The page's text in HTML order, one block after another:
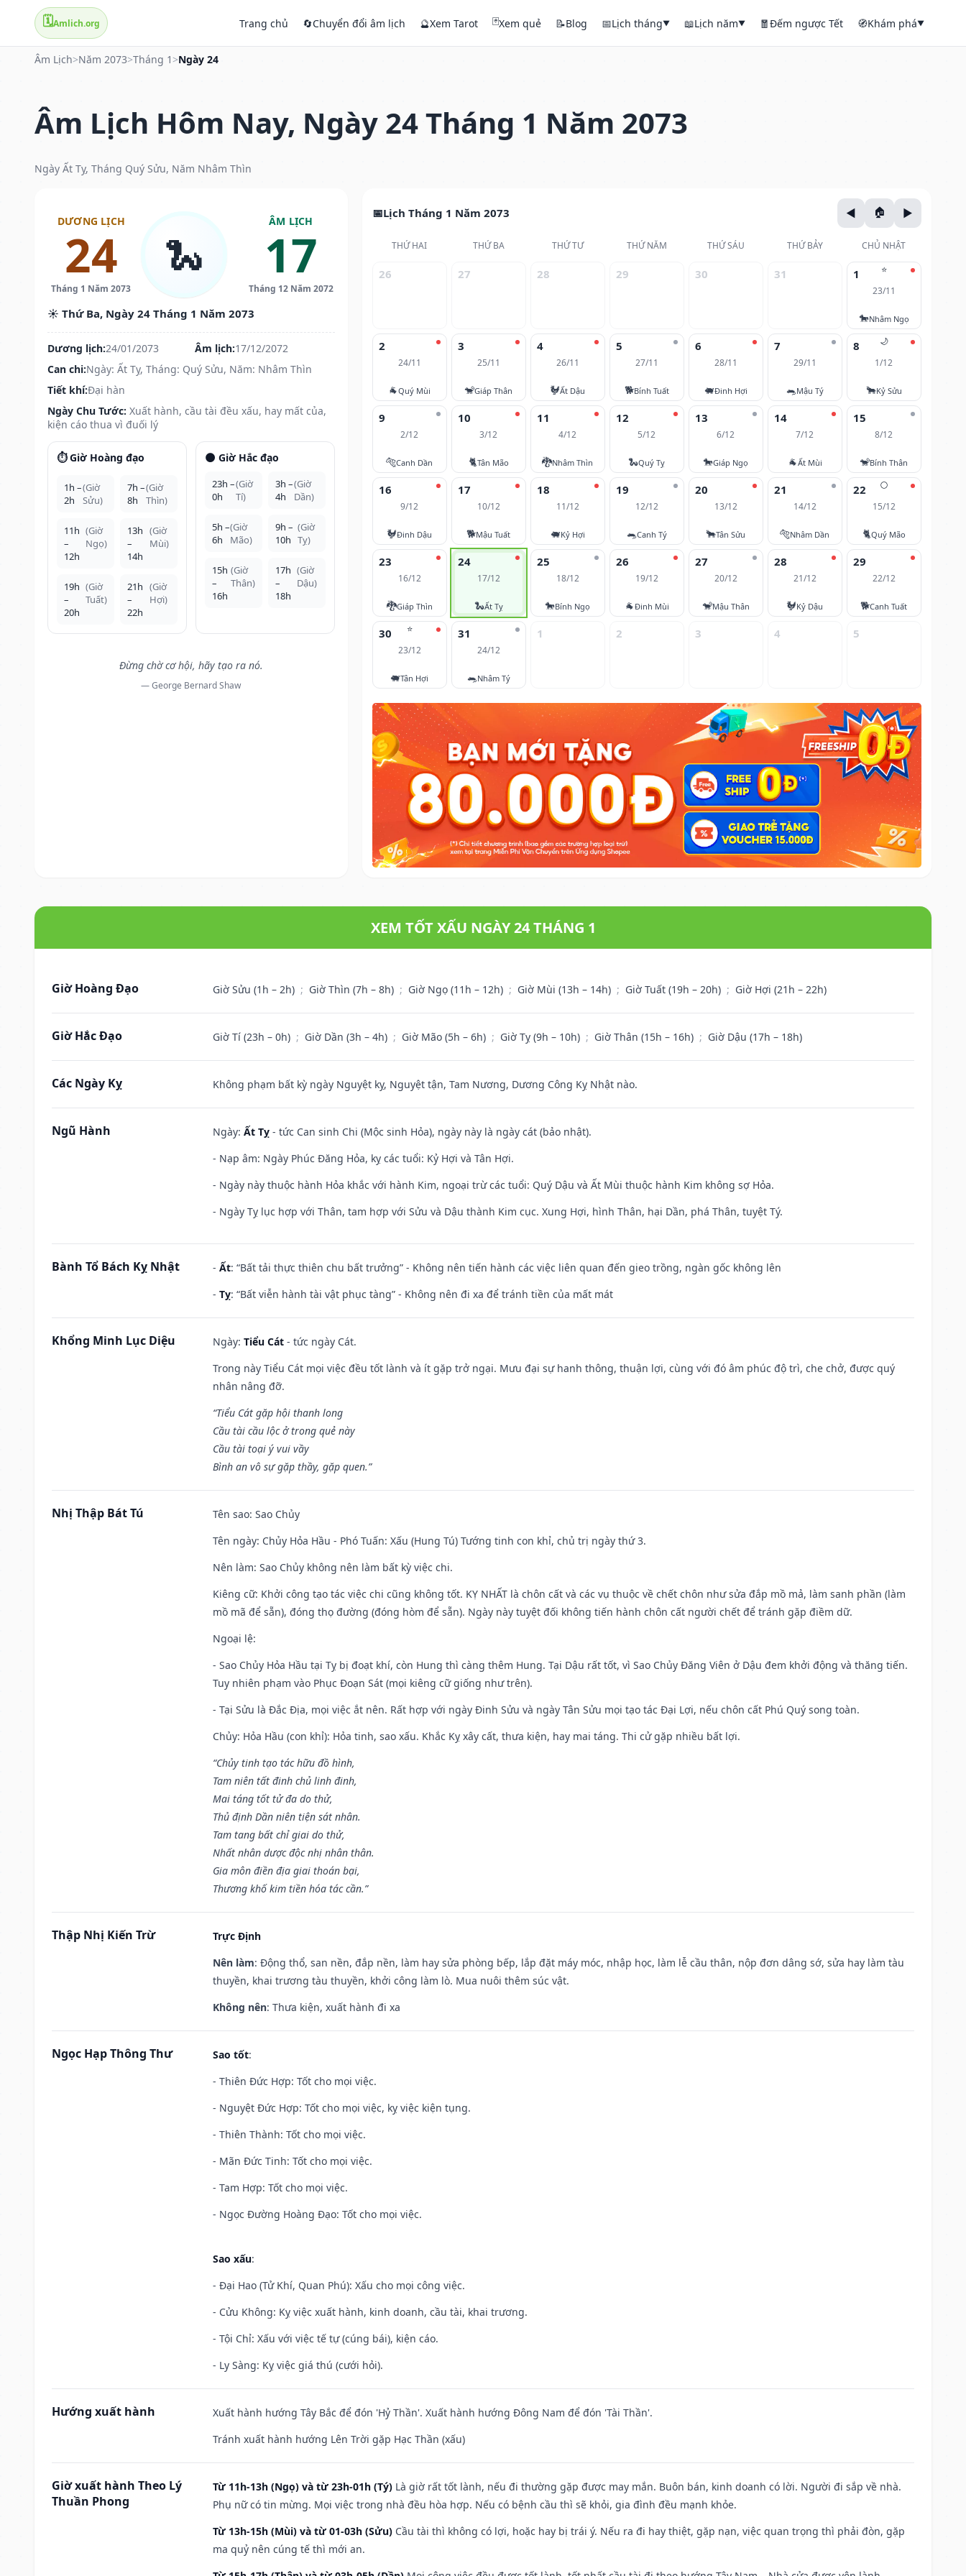
🗓️Amlich.org Trang chủ 🔄Chuyển đổi âm lịch 🔮Xem Tarot 🃏Xem quẻ 📝Blog 📅Lịch tháng▼ 📖Lịch năm▼ 🧧Đếm ngược Tết 🧭Khám phá▼
Âm Lịch>Năm 2073>Tháng 1 >Ngày 24
Âm Lịch Hôm Nay, Ngày 24 Tháng 1 Năm 2073
Ngày Ất Tỵ, Tháng Quý Sửu, Năm Nhâm Thìn
DƯƠNG LỊCH
24
Tháng 1 Năm 2073
🐍
ÂM LỊCH
17
Tháng 12 Năm 2072
☀️ Thứ Ba, Ngày 24 Tháng 1 Năm 2073
Dương lịch:24/01/2073 Âm lịch:17/12/2072
Can chi:Ngày: Ất Tỵ, Tháng: Quý Sửu, Năm: Nhâm Thìn
Tiết khí:Đại hàn
Ngày Chu Tước: Xuất hành, cầu tài đều xấu, hay mất của,
kiện cáo thua vì đuối lý
⏱️ Giờ Hoàng đạo
1h –
2h
(Giờ
Sửu)
7h –
8h
(Giờ
Thìn)
11h
–
12h
(Giờ
Ngọ)
13h
–
14h
(Giờ
Mùi)
19h
–
20h
(Giờ
Tuất)
21h
–
22h
(Giờ
Hợi)
🌑 Giờ Hắc đạo
23h –
0h
(Giờ
Tí)
3h –
4h
(Giờ
Dần)
5h –
6h
(Giờ
Mão)
9h –
10h
(Giờ
Tỵ)
15h
–
16h
(Giờ
Thân)
17h
–
18h
(Giờ
Dậu)
Đừng chờ cơ hội, hãy tạo ra nó.
— George Bernard Shaw
Lịch Tháng 1 Năm 2073
THỨ HAI THỨ BA THỨ TƯ THỨ NĂM THỨ SÁU THỨ BẢY CHỦ NHẬT
26 27 28 29 30 31 ⭐
1
23/11
🐎Nhâm Ngọ
2
24/11
🐐Quý Mùi
3
25/11
🐒Giáp Thân
4
26/11
🐓Ất Dậu
5
27/11
🐕Bính Tuất
6
28/11
🐖Đinh Hợi
7
29/11
🐀Mậu Tý
🌙
8
1/12
🐂Kỷ Sửu
9
2/12
🐅Canh Dần
10
3/12
🐈Tân Mão
11
4/12
🐉Nhâm Thìn
12
5/12
🐍Quý Tỵ
13
6/12
🐎Giáp Ngọ
14
7/12
🐐Ất Mùi
15
8/12
🐒Bính Thân
16
9/12
🐓Đinh Dậu
17
10/12
🐕Mậu Tuất
18
11/12
🐖Kỷ Hợi
19
12/12
🐀Canh Tý
20
13/12
🐂Tân Sửu
21
14/12
🐅Nhâm Dần
🌕
22
15/12
🐈Quý Mão
23
16/12
🐉Giáp Thìn
24
17/12
🐍Ất Tỵ
25
18/12
🐎Bính Ngọ
26
19/12
🐐Đinh Mùi
27
20/12
🐒Mậu Thân
28
21/12
🐓Kỷ Dậu
29
22/12
🐕Canh Tuất
⭐
30
23/12
🐖Tân Hợi
31
24/12
🐀Nhâm Tý
1 2 3 4 5
XEM TỐT XẤU NGÀY 24 THÁNG 1
Giờ Hoàng Đạo Giờ Sửu (1h – 2h) ; Giờ Thìn (7h – 8h) ; Giờ Ngọ (11h – 12h) ; Giờ Mùi (13h – 14h) ; Giờ Tuất (19h – 20h) ; Giờ Hợi (21h – 22h)
Giờ Hắc Đạo Giờ Tí (23h – 0h) ; Giờ Dần (3h – 4h) ; Giờ Mão (5h – 6h) ; Giờ Tỵ (9h – 10h) ; Giờ Thân (15h – 16h) ; Giờ Dậu (17h – 18h)
Các Ngày Kỵ Không phạm bất kỳ ngày Nguyệt kỵ, Nguyệt tận, Tam Nương, Dương Công Kỵ Nhật nào.
Ngũ Hành Ngày: Ất Tỵ - tức Can sinh Chi (Mộc sinh Hỏa), ngày này là ngày cát (bảo nhật).
- Nạp âm: Ngày Phúc Đăng Hỏa, kỵ các tuổi: Kỷ Hợi và Tân Hợi.
- Ngày này thuộc hành Hỏa khắc với hành Kim, ngoại trừ các tuổi: Quý Dậu và Ất Mùi thuộc hành Kim không sợ Hỏa.
- Ngày Tỵ lục hợp với Thân, tam hợp với Sửu và Dậu thành Kim cục. Xung Hợi, hình Thân, hại Dần, phá Thân, tuyệt Tý.
Bành Tổ Bách Kỵ Nhật - Ất: “Bất tải thực thiên chu bất trưởng” - Không nên tiến hành các việc liên quan đến gieo trồng, ngàn gốc không lên
- Tỵ: “Bất viễn hành tài vật phục tàng” - Không nên đi xa để tránh tiền của mất mát
Khổng Minh Lục Diệu Ngày: Tiểu Cát - tức ngày Cát.
Trong này Tiểu Cát mọi việc đều tốt lành và ít gặp trở ngại. Mưu đại sự hanh thông, thuận lợi, cùng với đó âm phúc độ trì, che chở, được quý
nhân nâng đỡ.
“Tiểu Cát gặp hội thanh long
Cầu tài cầu lộc ở trong quẻ này
Cầu tài toại ý vui vầy
Bình an vô sự gặp thầy, gặp quen.”
Nhị Thập Bát Tú Tên sao: Sao Chủy
Tên ngày: Chủy Hỏa Hầu - Phó Tuấn: Xấu (Hung Tú) Tướng tinh con khỉ, chủ trị ngày thứ 3.
Nên làm: Sao Chủy không nên làm bất kỳ việc chi.
Kiêng cữ: Khởi công tạo tác việc chi cũng không tốt. KỴ NHẤT là chôn cất và các vụ thuộc về chết chôn như sửa đắp mồ mả, làm sanh phần (làm
mồ mã để sẵn), đóng thọ đường (đóng hòm để sẵn). Ngày này tuyệt đối không tiến hành chôn cất người chết để tránh gặp điềm dữ.
Ngoại lệ:
- Sao Chủy Hỏa Hầu tại Tỵ bị đoạt khí, còn Hung thì càng thêm Hung. Tại Dậu rất tốt, vì Sao Chủy Đăng Viên ở Dậu đem khởi động và thăng tiến.
Tuy nhiên phạm vào Phục Đoạn Sát (mọi kiêng cữ giống như trên).
- Tại Sửu là Đắc Địa, mọi việc ắt nên. Rất hợp với ngày Đinh Sửu và ngày Tân Sửu mọi tạo tác Đại Lợi, nếu chôn cất Phú Quý song toàn.
Chủy: Hỏa Hầu (con khỉ): Hỏa tinh, sao xấu. Khắc Kỵ xây cất, thưa kiện, hay mai táng. Thi cử gặp nhiều bất lợi.
“Chủy tinh tạo tác hữu đồ hình,
Tam niên tất đinh chủ linh đinh,
Mai táng tốt tử đa do thử,
Thủ định Dần niên tiện sát nhân.
Tam tang bất chỉ giai do thử,
Nhất nhân dược độc nhị nhân thân.
Gia môn điền địa giai thoán bại,
Thương khố kim tiền hóa tác cần.”
Thập Nhị Kiến Trừ
Trực Định
Nên làm: Động thổ, san nền, đắp nền, làm hay sửa phòng bếp, lắp đặt máy móc, nhập học, làm lễ cầu thân, nộp đơn dâng sớ, sửa hay làm tàu
thuyền, khai trương tàu thuyền, khởi công làm lò. Mua nuôi thêm súc vật.
Không nên: Thưa kiện, xuất hành đi xa
Ngọc Hạp Thông Thư Sao tốt:
- Thiên Đức Hợp: Tốt cho mọi việc.
- Nguyệt Đức Hợp: Tốt cho mọi việc, kỵ việc kiện tụng.
- Thiên Thành: Tốt cho mọi việc.
- Mãn Đức Tinh: Tốt cho mọi việc.
- Tam Hợp: Tốt cho mọi việc.
- Ngọc Đường Hoàng Đạo: Tốt cho mọi việc.
Sao xấu:
- Đại Hao (Tử Khí, Quan Phú): Xấu cho mọi công việc.
- Cửu Không: Kỵ việc xuất hành, kinh doanh, cầu tài, khai trương.
- Tội Chỉ: Xấu với việc tế tự (cúng bái), kiện cáo.
- Ly Sàng: Kỵ việc giá thú (cưới hỏi).
Hướng xuất hành
Xuất hành hướng Tây Bắc để đón 'Hỷ Thần'. Xuất hành hướng Đông Nam để đón 'Tài Thần'.
Tránh xuất hành hướng Lên Trời gặp Hạc Thần (xấu)
Giờ xuất hành Theo Lý
Thuần Phong
Từ 11h-13h (Ngọ) và từ 23h-01h (Tý) Là giờ rất tốt lành, nếu đi thường gặp được may mắn. Buôn bán, kinh doanh có lời. Người đi sắp về nhà.
Phụ nữ có tin mừng. Mọi việc trong nhà đều hòa hợp. Nếu có bệnh cầu thì sẽ khỏi, gia đình đều mạnh khỏe.
Từ 13h-15h (Mùi) và từ 01-03h (Sửu) Cầu tài thì không có lợi, hoặc hay bị trái ý. Nếu ra đi hay thiệt, gặp nạn, việc quan trọng thì phải đòn, gặp
ma quỷ nên cúng tế thì mới an.